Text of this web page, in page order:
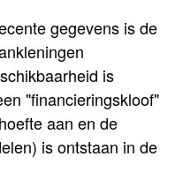
gegevens is de
is
"financieringskloof"
aan en de
is ontstaan in de